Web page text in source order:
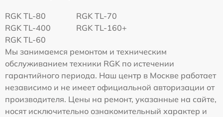
RGK TL-80
RGK TL-70
RGK TL-400
RGK TL-160+
RGK TL-60
Мы занимаемся ремонтом и техническим
обслуживанием техники RGK по истечении
гарантийного периода. Наш центр в Москве работает
независимо и не имеет официальной авторизации от
производителя. Цены на ремонт, указанные на сайте,
носят исключительно ознакомительный характер и